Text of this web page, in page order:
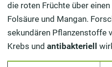
die roten Früchte über
Folsäure und Mangan.
sekundären Pflanzenstoffe
Krebs und antibakteriell